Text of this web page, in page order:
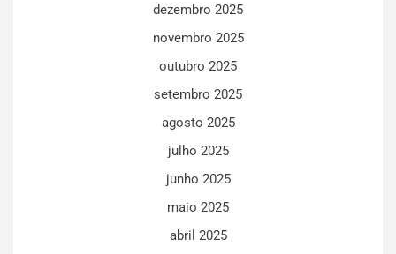
dezembro 2025
novembro 2025
outubro 2025
setembro 2025
agosto 2025
julho 2025
junho 2025
maio 2025
abril 2025